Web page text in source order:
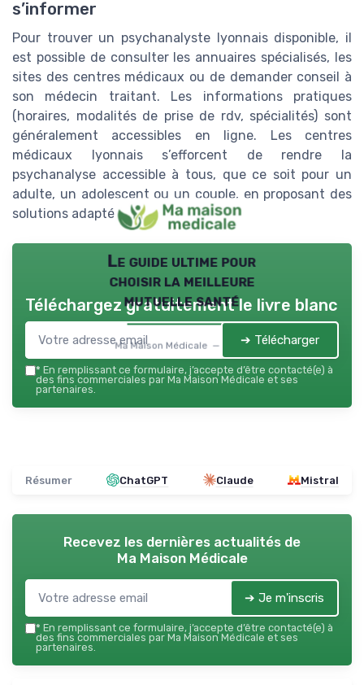
s’informer
Pour trouver un psychanalyste lyonnais disponible, il
est possible de consulter les annuaires spécialisés, les
sites des centres médicaux ou de demander conseil à
son médecin traitant. Les informations pratiques
(horaires, modalités de prise de rdv, spécialités) sont
généralement accessibles en ligne. Les centres
médicaux lyonnais s’efforcent de rendre la
psychanalyse accessible à tous, que ce soit pour un
adulte, un adolescent ou un couple, en proposant des
solutions adaptées à chaque situation.
Le guide ultime pour
choisir la meilleure
mutuelle santé
Ma Maison Médicale — 2026
Téléchargez gratuitement le livre blanc
➔ Télécharger
* En remplissant ce formulaire, j’accepte d’être contacté(e) à
des fins commerciales par Ma Maison Médicale et ses
partenaires.
Résumer ChatGPT Claude Mistral
Recevez les dernières actualités de
Ma Maison Médicale
➔ Je m'inscris
* En remplissant ce formulaire, j’accepte d’être contacté(e) à
des fins commerciales par Ma Maison Médicale et ses
partenaires.